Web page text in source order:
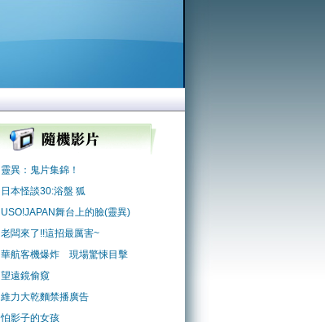
靈異：鬼片集錦！
日本怪談30:浴盤 狐
USO!JAPAN舞台上的臉(靈異)
老闆來了!!這招最厲害~
華航客機爆炸 現場驚悚目擊
望遠鏡偷窺
維力大乾麵禁播廣告
怕影子的女孩